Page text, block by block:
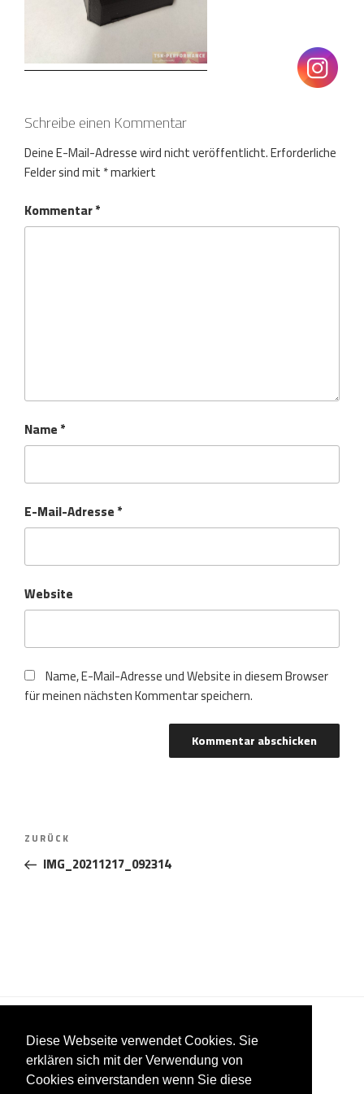
Diese Webseite verwendet Cookies. Sie
erklären sich mit der Verwendung von
Cookies einverstanden wenn Sie diese
Schreibe einen Kommentar
Deine E-Mail-Adresse wird nicht veröffentlicht.Erforderliche
Felder sind mit*markiert
Kommentar*
Name*
E-Mail-Adresse*
Website
Name, E-Mail-Adresse und Website in diesem Browser
für meinen nächsten Kommentar speichern.
Beitragsnavigation
Vorheriger
Beitrag
ZURÜCK
IMG_20211217_092314